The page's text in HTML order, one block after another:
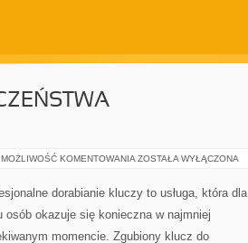
MOŻLIWOŚĆ KOMENTOWANIA PRZYSZŁOŚĆ
ZOSTAŁA WYŁĄCZONA
dorabianie kluczy to usługa, która dla
osób okazuje się konieczna w najmniej
momencie. Zgubiony klucz do